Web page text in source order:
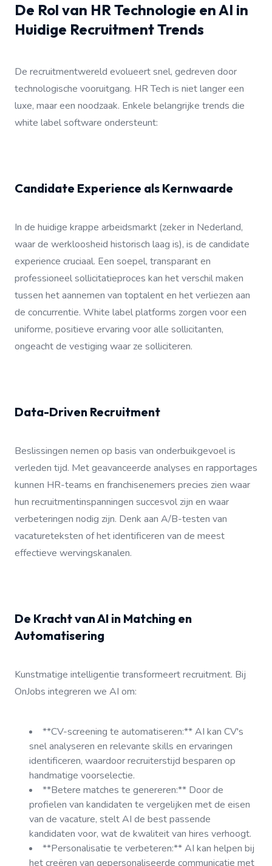
De Rol van HR Technologie en AI in
Huidige Recruitment Trends
De recruitmentwereld evolueert snel, gedreven door
technologische vooruitgang. HR Tech is niet langer een
luxe, maar een noodzaak. Enkele belangrijke trends die
white label software ondersteunt:
Candidate Experience als Kernwaarde
In de huidige krappe arbeidsmarkt (zeker in Nederland,
waar de werkloosheid historisch laag is), is de candidate
experience cruciaal. Een soepel, transparant en
professioneel sollicitatieproces kan het verschil maken
tussen het aannemen van toptalent en het verliezen aan
de concurrentie. White label platforms zorgen voor een
uniforme, positieve ervaring voor alle sollicitanten,
ongeacht de vestiging waar ze solliciteren.
Data-Driven Recruitment
Beslissingen nemen op basis van onderbuikgevoel is
verleden tijd. Met geavanceerde analyses en rapportages
kunnen HR-teams en franchisenemers precies zien waar
hun recruitmentinspanningen succesvol zijn en waar
verbeteringen nodig zijn. Denk aan A/B-testen van
vacatureteksten of het identificeren van de meest
effectieve wervingskanalen.
De Kracht van AI in Matching en
Automatisering
Kunstmatige intelligentie transformeert recruitment. Bij
OnJobs integreren we AI om:
**CV-screening te automatiseren:** AI kan CV's
snel analyseren en relevante skills en ervaringen
identificeren, waardoor recruiterstijd besparen op
handmatige voorselectie.
**Betere matches te genereren:** Door de
profielen van kandidaten te vergelijken met de eisen
van de vacature, stelt AI de best passende
kandidaten voor, wat de kwaliteit van hires verhoogt.
**Personalisatie te verbeteren:** AI kan helpen bij
het creëren van gepersonaliseerde communicatie met